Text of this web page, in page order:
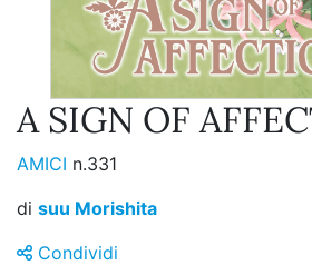
A SIGN OF
AMICI n.331
di suu Morishita
Condividi